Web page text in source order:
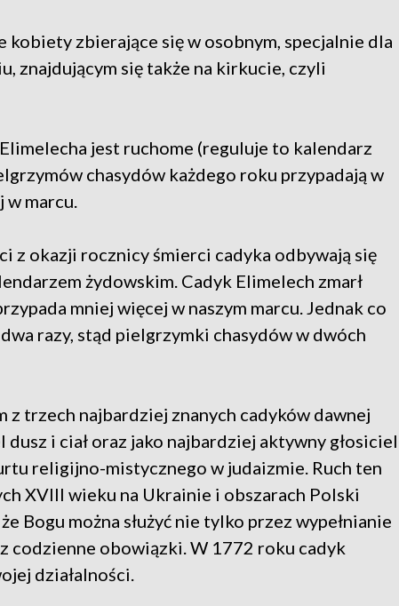
zbierające się w osobnym, specjalnie dla
znajdującym się także na kirkucie, czyli
jest ruchome (reguluje to kalendarz
chasydów każdego roku przypadają w
w marcu.
z okazji rocznicy śmierci cadyka odbywają się
żydowskim. Cadyk Elimelech zmarł
mniej więcej w naszym marcu. Jednak co
razy, stąd pielgrzymki chasydów w dwóch
z trzech najbardziej znanych cadyków dawnej
dusz i ciał oraz jako najbardziej aktywny głosiciel
religijno-mistycznego w judaizmie. Ruch ten
XVIII wieku na Ukrainie i obszarach Polski
Bogu można służyć nie tylko przez wypełnianie
codzienne obowiązki. W 1772 roku cadyk
działalności.